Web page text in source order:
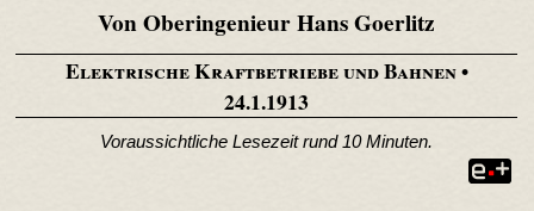
Von Oberingenieur Hans Goerlitz
Elektrische Kraftbetriebe und Bahnen•
24.1.1913
Voraussichtliche Lesezeit rund 10 Minuten.